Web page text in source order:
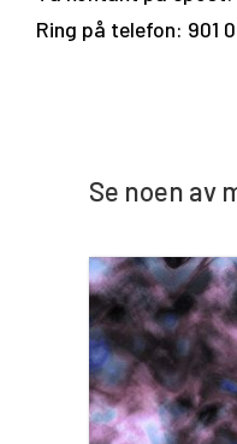
Ring på telefon: 901
Se noen av